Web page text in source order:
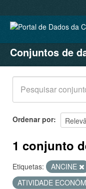
CONJUNTOS DE
ORGANIZAÇÕES
GRUPOS
SOBRE
Conjuntos de
Ordenar por
1 conjunto
Etiquetas: ANCINE
ATIVIDADE